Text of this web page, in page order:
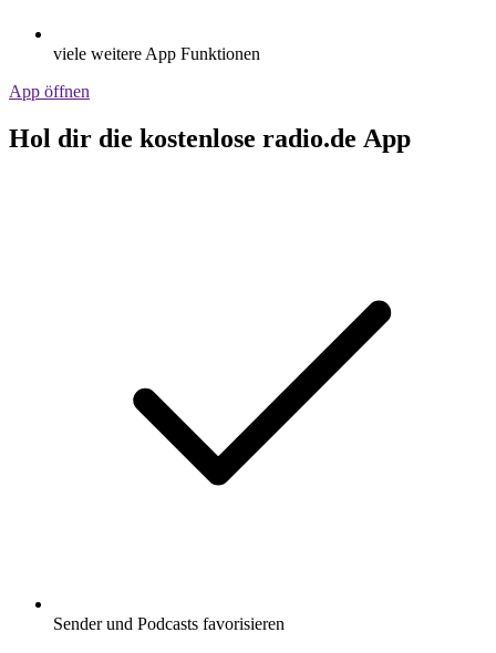
viele weitere App Funktionen
App öffnen
Hol dir die kostenlose radio.de App
Sender und Podcasts favorisieren